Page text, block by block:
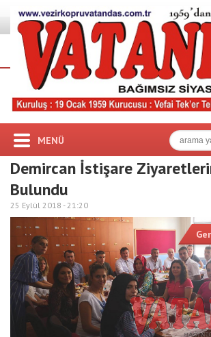
MENÜ
Demircan İstişare
Bulundu
25 Eylül 2018 -21:20